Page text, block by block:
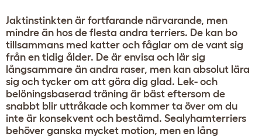
Jaktinstinkten är fortfarande närvarande, men
mindre än hos de flesta andra terriers. De kan bo
tillsammans med katter och fåglar om de vant sig
från en tidig ålder. De är envisa och lär sig
långsammare än andra raser, men kan absolut lära
sig och tycker om att göra dig glad. Lek- och
belöningsbaserad träning är bäst eftersom de
snabbt blir uttråkade och kommer ta över om du
inte är konsekvent och bestämd. Sealyhamterriers
behöver ganska mycket motion, men en lång